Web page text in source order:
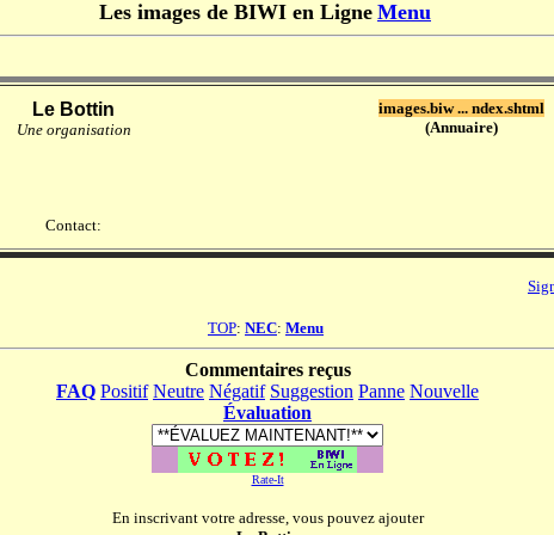
Les images de BIWI en Ligne Menu
Le Bottin
Une organisation
Contact:
images.biw ... ndex.shtml
(Annuaire)
TOP: NEC: Menu
Commentaires reçus
FAQ Positif Neutre Négatif Suggestion Panne Nouvelle
Évaluation
Rate-It
En inscrivant votre adresse, vous pouvez ajouter